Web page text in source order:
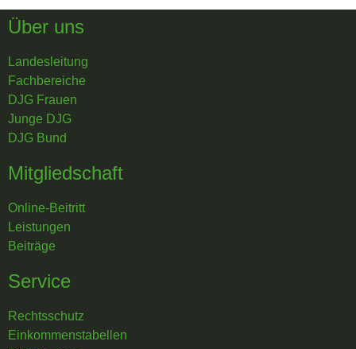
Über uns
Landesleitung
Fachbereiche
DJG Frauen
Junge DJG
DJG Bund
Mitgliedschaft
Online-Beitritt
Leistungen
Beiträge
Service
Rechtsschutz
Einkommenstabellen